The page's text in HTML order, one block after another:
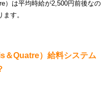
）は平均時給が2,500円前後なの
ます。
＆Quatre）給料システム